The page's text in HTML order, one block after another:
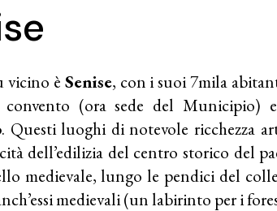
vicino è Senise, con i suoi 7mila
(ora sede del Municipio)
. Questi luoghi di notevole ricchezza
dell’edilizia del centro storico del
medievale, lungo le pendici del
medievali (un labirinto per i